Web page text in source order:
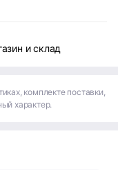
и склад
комплекте поставки,
характер.